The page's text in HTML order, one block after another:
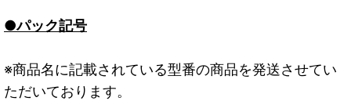
●パック記号
※商品名に記載されている型番の商品を発送させてい
ただいております。